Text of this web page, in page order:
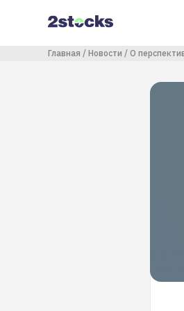
содержанию
Строка навигации
Главная Новости О